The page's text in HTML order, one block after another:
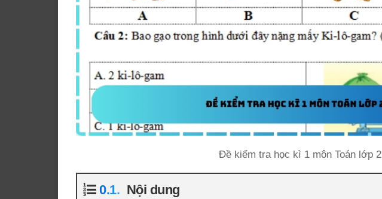
Đề kiểm tra học kì 1 môn Toán lớp 2
Nội dung